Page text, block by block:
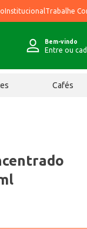
Institucional Trabalhe
Bem-vindo
Entre ou
Cafés